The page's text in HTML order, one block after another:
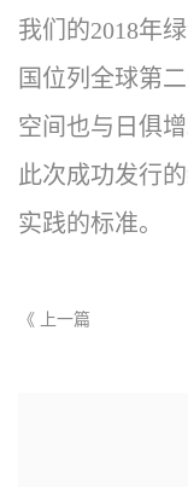
我们的2018年
国位列全球第
空间也与日俱
此次成功发行
实践的标准。
《 上一篇